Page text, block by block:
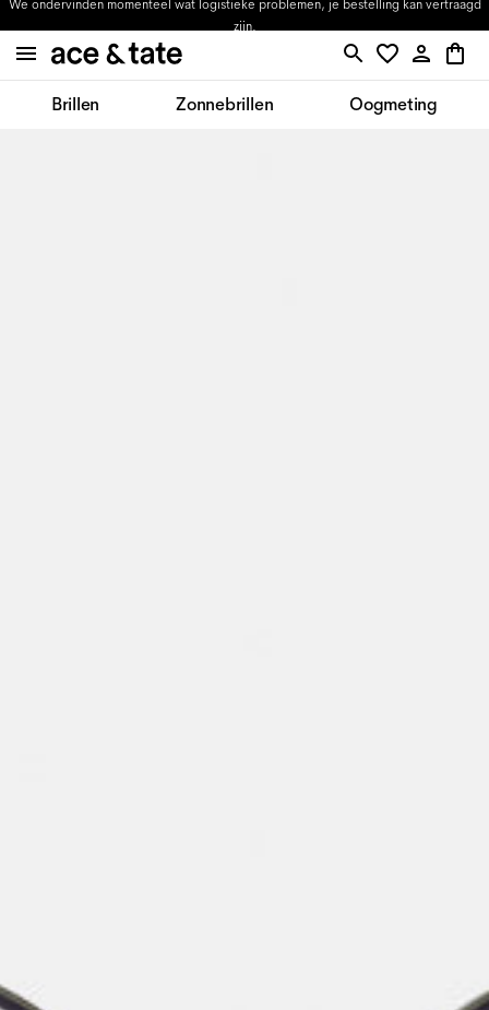
We ondervinden momenteel wat logistieke problemen, je bestelling kan vertraagd
zijn.
Brillen Zonnebrillen Oogmeting